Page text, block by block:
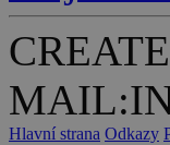
Hlavní strana Odkazy